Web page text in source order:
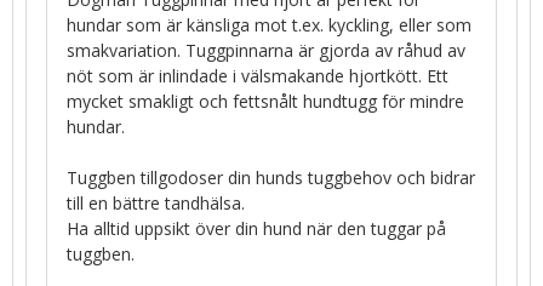
hundar som är känsliga mot t.ex. kyckling, eller som
smakvariation. Tuggpinnarna är gjorda av råhud av
nöt som är inlindade i välsmakande hjortkött. Ett
mycket smakligt och fettsnålt hundtugg för mindre
hundar.
Tuggben tillgodoser din hunds tuggbehov och bidrar
till en bättre tandhälsa.
Ha alltid uppsikt över din hund när den tuggar på
tuggben.